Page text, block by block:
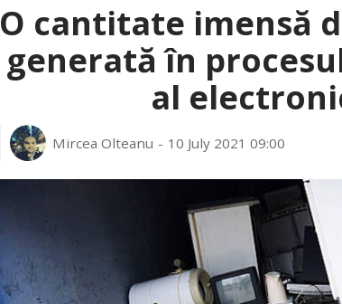
O cantitate imensă
generată în
al
Mircea Olteanu 10 July 2021 09:00